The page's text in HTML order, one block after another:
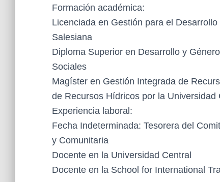
Formación académica:
Licenciada en Gestión para el
Salesiana
Diploma Superior en Desarrollo y
Sociales
Magíster en Gestión Integrada de
de Recursos Hídricos por la Universidad
Experiencia laboral:
Fecha Indeterminada: Tesorera del
y Comunitaria
Docente en la Universidad Central
Docente en la School for International